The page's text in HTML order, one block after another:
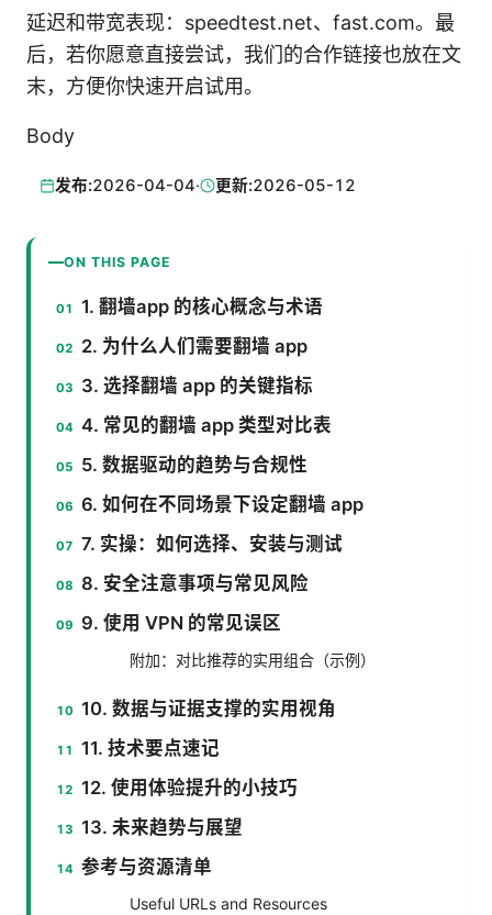
延迟和带宽表现：speedtest.net、fast.com。最
后，若你愿意直接尝试，我们的合作链接也放在文
末，方便你快速开启试用。
Body
发布:2026-04-04· 更新:2026-05-12
ON THIS PAGE
1. 翻墙app 的核心概念与术语
2. 为什么人们需要翻墙 app
3. 选择翻墙 app 的关键指标
4. 常见的翻墙 app 类型对比表
5. 数据驱动的趋势与合规性
6. 如何在不同场景下设定翻墙 app
7. 实操：如何选择、安装与测试
8. 安全注意事项与常见风险
9. 使用 VPN 的常见误区
附加：对比推荐的实用组合（示例）
10. 数据与证据支撑的实用视角
11. 技术要点速记
12. 使用体验提升的小技巧
13. 未来趋势与展望
参考与资源清单
Useful URLs and Resources